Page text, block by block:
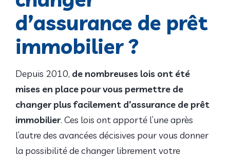
d’assurance de prêt
immobilier ?
Depuis 2010, de nombreuses lois ont été
mises en place pour vous permettre de
changer plus facilement d’assurance de prêt
immobilier. Ces lois ont apporté l’une après
l’autre des avancées décisives pour vous donner
la possibilité de changer librement votre